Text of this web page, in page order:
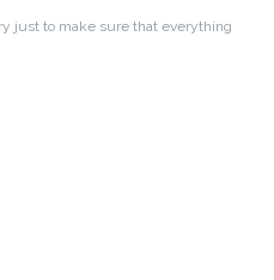
just to make sure that everything